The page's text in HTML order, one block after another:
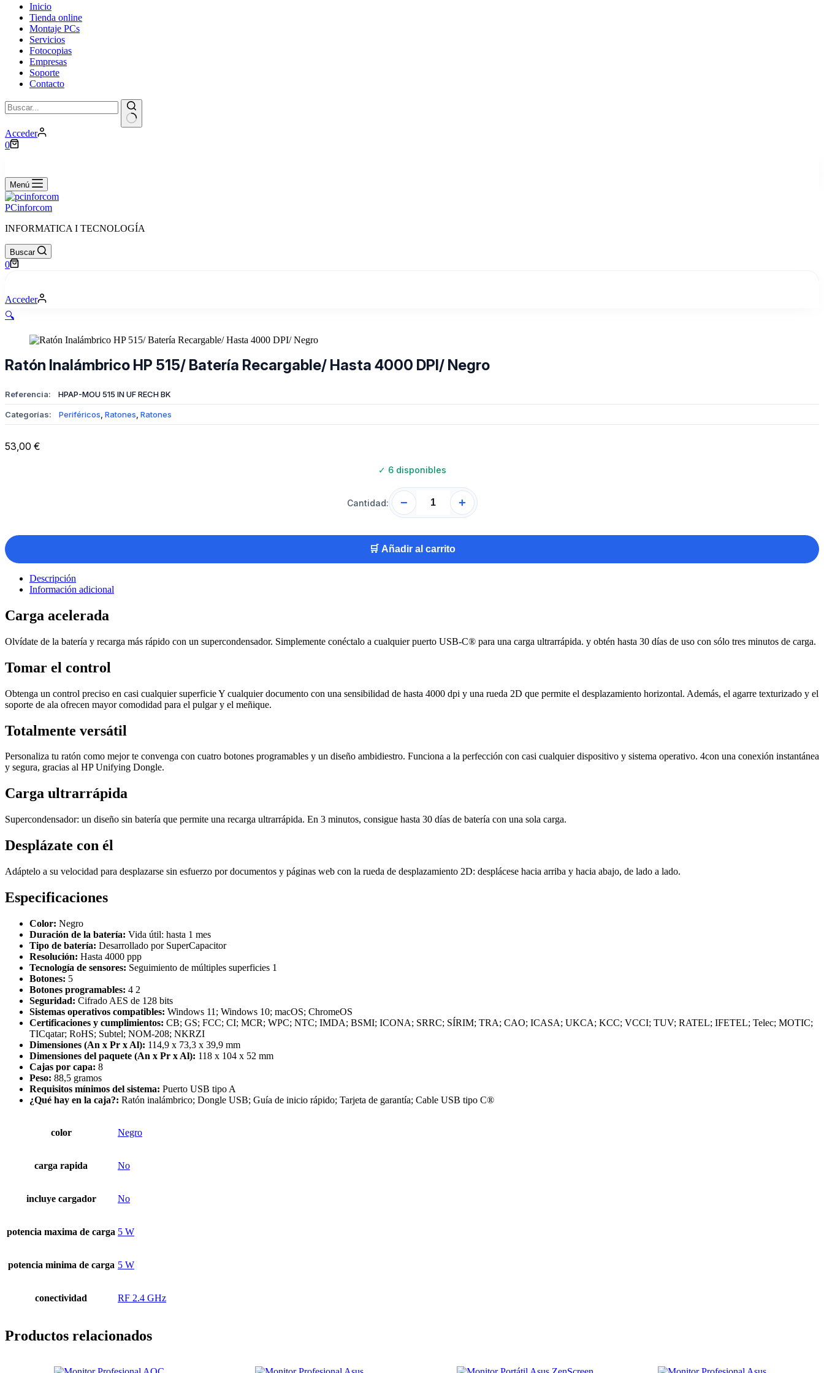
Inicio
Tienda online
Montaje PCs
Servicios
Fotocopias
Empresas
Soporte
Contacto
Sin
resultados
Acceder
Carro
0
Menú
PCinforcom
INFORMATICA I TECNOLOGÍA
Buscar
Carro
0
Acceder
🔍
Ratón Inalámbrico HP 515/ Batería Recargable/ Hasta 4000 DPI/ Negro
Referencia: HPAP-MOU 515 IN UF RECH BK
Categorías: Periféricos Ratones Ratones
53,00 €
✓ 6 disponibles
Cantidad: − +
🛒 Añadir al carrito
Descripción
Información adicional
Carga acelerada
Olvídate de la batería y recarga más rápido con un supercondensador. Simplemente conéctalo a cualquier puerto USB-C® para una carga ultrarrápida. y obtén hasta 30 días de uso con sólo tres minutos de carga.
Tomar el control
Obtenga un control preciso en casi cualquier superficie Y cualquier documento con una sensibilidad de hasta 4000 dpi y una rueda 2D que permite el desplazamiento horizontal. Además, el agarre texturizado y el
soporte de ala ofrecen mayor comodidad para el pulgar y el meñique.
Totalmente versátil
Personaliza tu ratón como mejor te convenga con cuatro botones programables y un diseño ambidiestro. Funciona a la perfección con casi cualquier dispositivo y sistema operativo. 4con una conexión instantánea
y segura, gracias al HP Unifying Dongle.
Carga ultrarrápida
Supercondensador: un diseño sin batería que permite una recarga ultrarrápida. En 3 minutos, consigue hasta 30 días de batería con una sola carga.
Desplázate con él
Adáptelo a su velocidad para desplazarse sin esfuerzo por documentos y páginas web con la rueda de desplazamiento 2D: desplácese hacia arriba y hacia abajo, de lado a lado.
Especificaciones
Color: Negro
Duración de la batería: Vida útil: hasta 1 mes
Tipo de batería: Desarrollado por SuperCapacitor
Resolución: Hasta 4000 ppp
Tecnología de sensores: Seguimiento de múltiples superficies 1
Botones: 5
Botones programables: 4 2
Seguridad: Cifrado AES de 128 bits
Sistemas operativos compatibles: Windows 11; Windows 10; macOS; ChromeOS
Certificaciones y cumplimientos: CB; GS; FCC; CI; MCR; WPC; NTC; IMDA; BSMI; ICONA; SRRC; SÍRIM; TRA; CAO; ICASA; UKCA; KCC; VCCI; TUV; RATEL; IFETEL; Telec; MOTIC;
TICqatar; RoHS; Subtel; NOM-208; NKRZI
Dimensiones (An x Pr x Al): 114,9 x 73,3 x 39,9 mm
Dimensiones del paquete (An x Pr x Al): 118 x 104 x 52 mm
Cajas por capa: 8
Peso: 88,5 gramos
Requisitos mínimos del sistema: Puerto USB tipo A
¿Qué hay en la caja?: Ratón inalámbrico; Dongle USB; Guía de inicio rápido; Tarjeta de garantía; Cable USB tipo C®
color Negro
carga rapida No
incluye cargador No
potencia maxima de carga 5 W
potencia minima de carga 5 W
conectividad RF 2.4 GHz
Productos relacionados